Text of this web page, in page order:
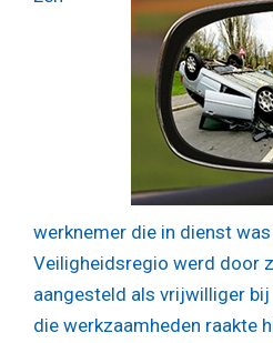
werknemer die in dienst
Veiligheidsregio werd door
aangesteld als vrijwilliger
die werkzaamheden raakte